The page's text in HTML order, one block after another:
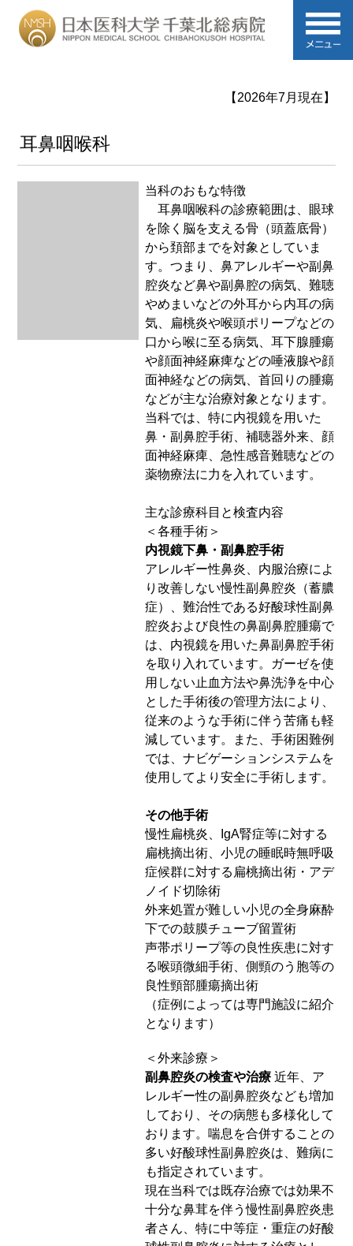
【2026年7月現在】
耳鼻咽喉科
当科のおもな特徴
耳鼻咽喉科の診療範囲は、眼球
を除く脳を支える骨（頭蓋底骨）
から頚部までを対象としていま
す。つまり、鼻アレルギーや副鼻
腔炎など鼻や副鼻腔の病気、難聴
やめまいなどの外耳から内耳の病
気、扁桃炎や喉頭ポリープなどの
口から喉に至る病気、耳下腺腫瘍
や顔面神経麻痺などの唾液腺や顔
面神経などの病気、首回りの腫瘍
などが主な治療対象となります。
当科では、特に内視鏡を用いた
鼻・副鼻腔手術、補聴器外来、顔
面神経麻痺、急性感音難聴などの
薬物療法に力を入れています。
主な診療科目と検査内容
＜各種手術＞
内視鏡下鼻・副鼻腔手術
アレルギー性鼻炎、内服治療によ
り改善しない慢性副鼻腔炎（蓄膿
症）、難治性である好酸球性副鼻
腔炎および良性の鼻副鼻腔腫瘍で
は、内視鏡を用いた鼻副鼻腔手術
を取り入れています。ガーゼを使
用しない止血方法や鼻洗浄を中心
とした手術後の管理方法により、
従来のような手術に伴う苦痛も軽
減しています。また、手術困難例
では、ナビゲーションシステムを
使用してより安全に手術します。
その他手術
慢性扁桃炎、IgA腎症等に対する
扁桃摘出術、小児の睡眠時無呼吸
症候群に対する扁桃摘出術・アデ
ノイド切除術
外来処置が難しい小児の全身麻酔
下での鼓膜チューブ留置術
声帯ポリープ等の良性疾患に対す
る喉頭微細手術、側頸のう胞等の
良性頸部腫瘍摘出術
（症例によっては専門施設に紹介
となります）
＜外来診療＞
副鼻腔炎の検査や治療近年、ア
レルギー性の副鼻腔炎なども増加
しており、その病態も多様化して
おります。喘息を合併することの
多い好酸球性副鼻腔炎は、難病に
も指定されています。
現在当科では既存治療では効果不
十分な鼻茸を伴う慢性副鼻腔炎患
者さん、特に中等症・重症の好酸